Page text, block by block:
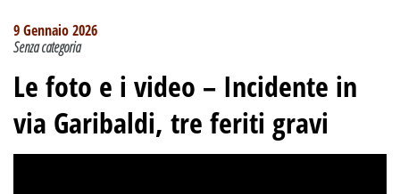
9 Gennaio 2026
Senza categoria
Le foto e i video – Incidente in
via Garibaldi, tre feriti gravi